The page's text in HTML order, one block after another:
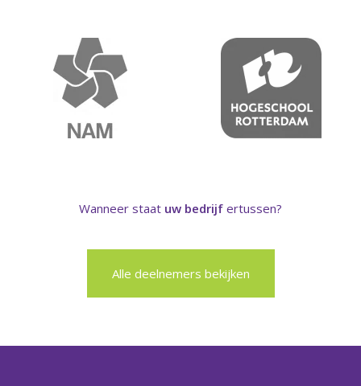
Wanneer staat uw bedrijf ertussen?
Alle deelnemers bekijken